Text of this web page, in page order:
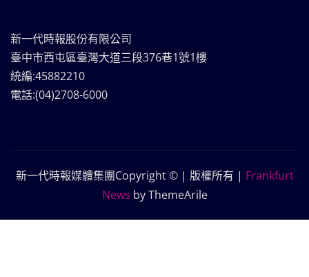
新一代時報股份有限公司
臺中市西屯區臺灣大道三段376巷1號1樓
統編:45882210
電話:(04)2708-6000
新一代時報媒體集團Copyright © | 版權所有 | Frankfurt
News by ThemeArile